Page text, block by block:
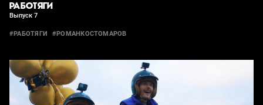
РАБОТЯГИ
Выпуск 7
#РАБОТЯГИ #РОМАНКОСТОМАРОВ